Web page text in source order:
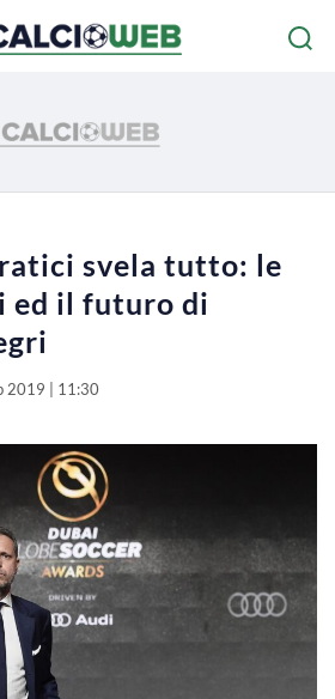
svela tutto: le
ed il futuro di
2019 | 11:30